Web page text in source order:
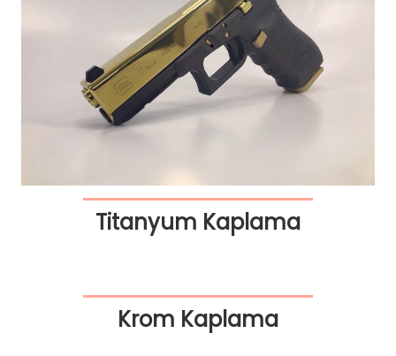
Titanyum Kaplama
Krom Kaplama